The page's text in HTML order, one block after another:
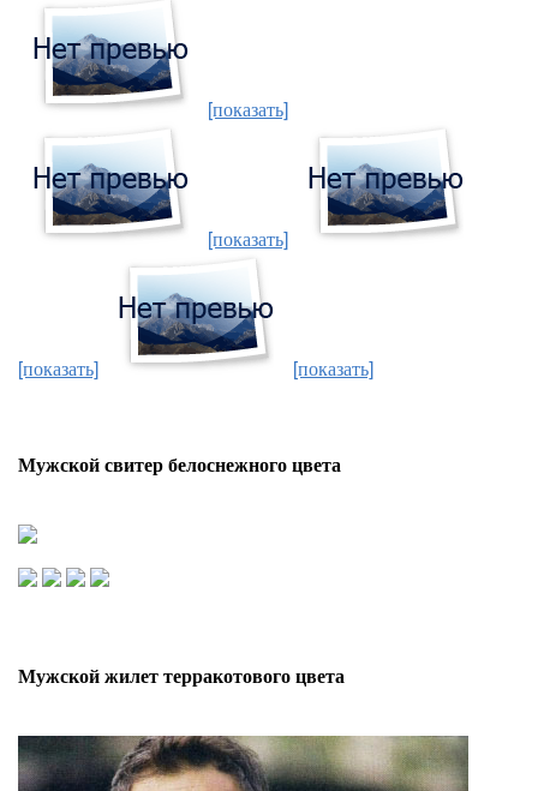
[показать]
[показать]
[показать] [показать]
Мужской свитер белоснежного цвета
Мужской жилет терракотового цвета